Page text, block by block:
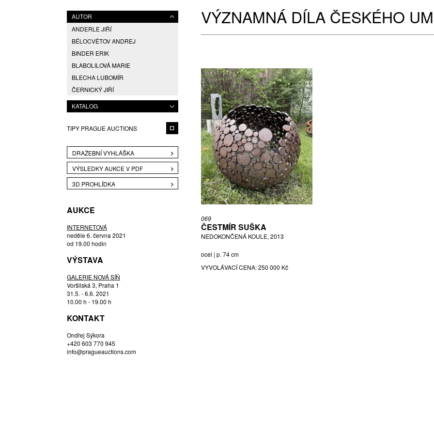
AUTOR
ANDERLE JIŘÍ
BĚLOCVĚTOV ANDREJ
BINDER ERIK
BLABOLILOVÁ MARIE
BLECHA LUBOMÍR
ČERNICKÝ JIŘÍ
DAVID JIŘÍ
DVOŘÁK JAROSLAV EDUARD
ELIÁŠ BOHUMIL
FÁRA LIBOR
FÁROVÁ GABINA
FREMUND RICHARD
FREŠO VIKTOR
HAMPL JOSEF
HOŘÁNEK JAROSLAV
HOUDEK VLADIMÍR
HOZOVÁ MARTINA
JANEČEK OTA
JANOUŠKOVÁ VĚRA
JETELA TOMÁŠ
KAČER JIŘÍ
KINTERA KRIŠTOF
KOBLASA JAN
KOLÁŘ JIŘÍ
KATALOG
TIPY PRAGUE AUCTIONS
DRAŽEBNÍ VYHLÁŠKA
VÝSLEDKY AUKCE V PDF
3D PROHLÍDKA
AUKCE
INTERNETOVÁ
neděle 6. června 2021
od 19.00 hodin
VÝSTAVA
GALERIE NOVÁ SÍŇ
Voršilská 3, Praha 1
31.5. - 6.6. 2021
10.00 h - 19.00 h
KONTAKT
Ondřej Sýkora
+420 603 770 945
info@pragueauctions.com
VÝZNAMNÁ DÍLA ČESKÉHO
069
ČESTMÍR SUŠKA
NEDOKONČENÁ KOULE, 2013
ocel | p. 74 cm
VYVOLÁVACÍ CENA:250 000 Kč